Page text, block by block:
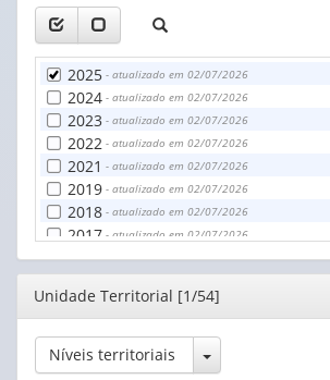
2025 - atualizado em 02/07/2026
2024 - atualizado em 02/07/2026
2023 - atualizado em 02/07/2026
2022 - atualizado em 02/07/2026
2021 - atualizado em 02/07/2026
2019 - atualizado em 02/07/2026
2018 - atualizado em 02/07/2026
2017 - atualizado em 02/07/2026
2016- atualizado em 02/07/2026
Editor
Unidade Territorial [1/54]
Níveis territoriais Toggle Dropdown